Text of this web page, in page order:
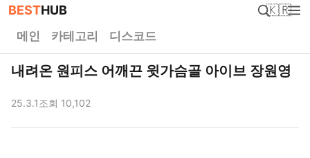
BESTHUB 🇰🇷
메인 카테고리 디스코드
내려온 원피스 어깨끈 윗가슴골 아이브 장원영
25.3.1조회 10,102